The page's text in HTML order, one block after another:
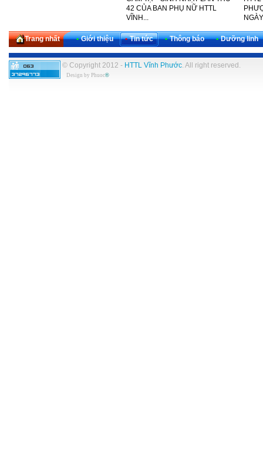
42 CỦA BAN PHỤ NỮ HTTL
VĨNH...
Trang nhất • Giới thiệu • Tin tức • Thông báo • Dưỡng linh
© Copyright 2012 - HTTL Vĩnh Phước. All right reserved.
Design by Phuoc®